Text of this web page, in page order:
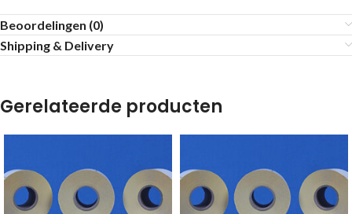
Beoordelingen (0)
Shipping & Delivery
Gerelateerde producten